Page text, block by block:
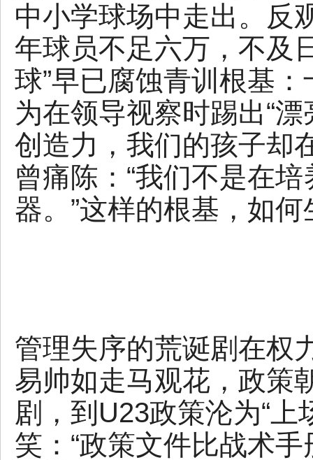
中小学球场中走出。反
年球员不足六万，不及
球”早已腐蚀青训根基
为在领导视察时踢出“
创造力，我们的孩子却
曾痛陈：“我们不是在
器。”这样的根基，如
管理失序的荒诞剧在权
易帅如走马观花，政策
剧，到U23政策沦为“
笑：“政策文件比战术